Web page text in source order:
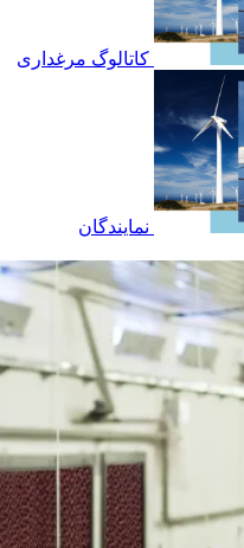
کاتالوگ مرغداری
نمایندگان